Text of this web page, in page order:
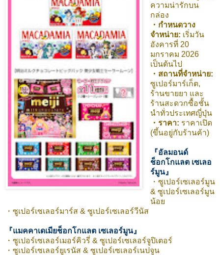
ความน่ารักบน
กล่อง
・กำหนดวาง
จำหน่าย: เริ่มวัน
อังคารที่ 20
มกราคม 2026
เป็นต้นไป
・สถานที่จำหน่าย:
ซูเปอร์มาร์เก็ต,
ร้านขายยา และ
ร้านสะดวกซื้อชั้น
นำทั่วประเทศญี่ปุ่น
・ราคา: ราคาเปิด
(ขึ้นอยู่กับร้านค้า)
『อัลมอนด์
ช็อกโกแลต เซเลอ
ร์มูน』
・ซูเปอร์เซเลอร์มูน
& ซูเปอร์เซเลอร์มูน
น้อย
・ซูเปอร์เซเลอร์มาร์ส & ซูเปอร์เซเลอร์วีนัส
『แมคคาเดเมียช็อกโกแลต เซเลอร์มูน』
・ซูเปอร์เซเลอร์เมอร์คิวรี่ & ซูเปอร์เซเลอร์จูปิเตอร์
・ซูเปอร์เซเลอร์ยูเรนัส & ซูเปอร์เซเลอร์เนปจูน